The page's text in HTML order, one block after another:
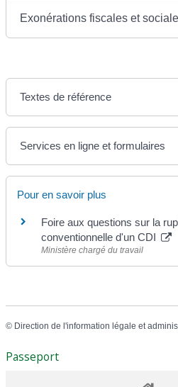
Exonérations fiscales et
Textes de référence
Services en ligne et formulaires
Pour en savoir plus
Foire aux questions sur la
conventionnelle d'un CDI
Ministère chargé du travail
© Direction de l'information légale et
Passeport